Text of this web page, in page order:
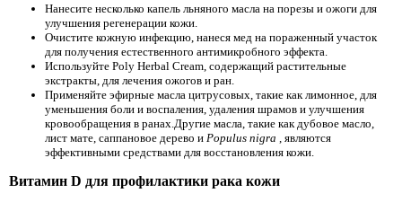
Нанесите несколько капель льняного масла на порезы и ожоги для
улучшения регенерации кожи.
Очистите кожную инфекцию, нанеся мед на пораженный участок
для получения естественного антимикробного эффекта.
Используйте Poly Herbal Cream, содержащий растительные
экстракты, для лечения ожогов и ран.
Применяйте эфирные масла цитрусовых, такие как лимонное, для
уменьшения боли и воспаления, удаления шрамов и улучшения
кровообращения в ранах.Другие масла, такие как дубовое масло,
лист мате, саппановое дерево и Populus nigra
, являются
эффективными средствами для восстановления кожи.
Витамин D для профилактики рака кожи